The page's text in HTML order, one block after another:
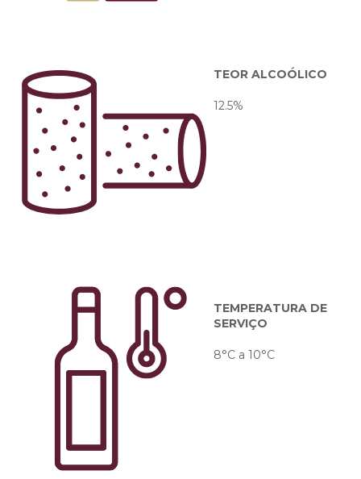
TEOR ALCOÓLICO
12.5%
TEMPERATURA DE
SERVIÇO
8°C a 10°C